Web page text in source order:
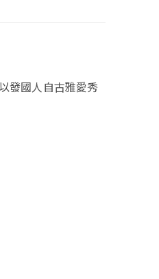
發國人自古雅愛秀